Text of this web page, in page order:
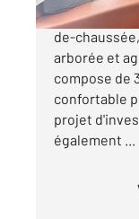
de-
arborée et
compose de
confortable
projet
également ...